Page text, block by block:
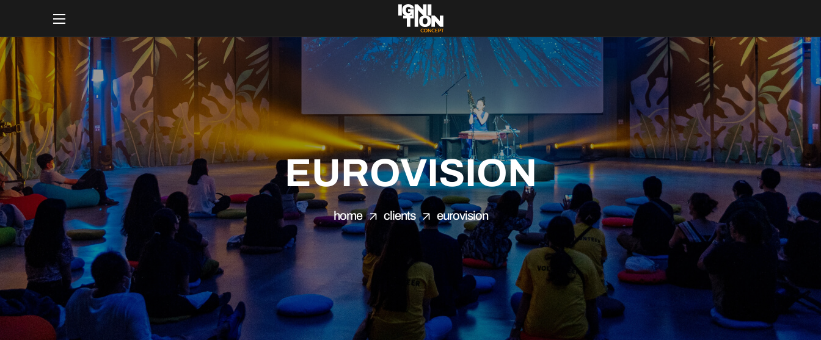
EUROVISION
home clients eurovision